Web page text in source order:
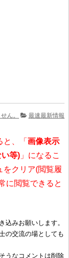
ん。 最速最新情報
、「 画像表示
等) 」になるこ
をクリア(閲覧履
に閲覧できると
込みお願いします。
の交流の場としても
うなコメントは削除